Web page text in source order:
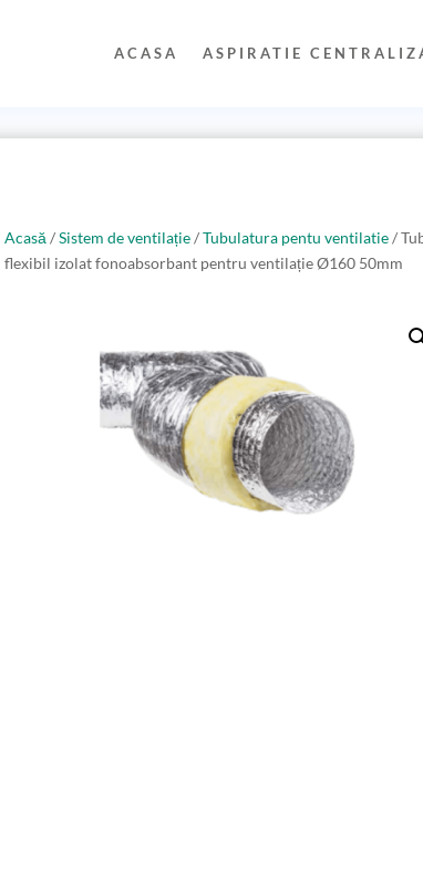
ACASA ASPIRATIE
Acasă /Sistem de ventilație/Tubulatura pentu ventilatie/
flexibil izolat fonoabsorbant pentru ventilație Ø160 50mm